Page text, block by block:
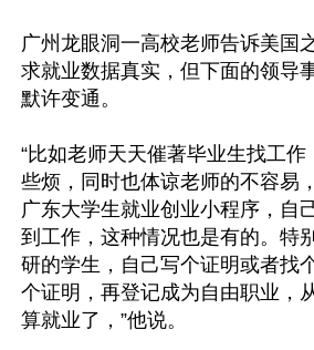
广州龙眼洞一高校老师告诉美国
求就业数据真实，但下面的领导
默许变通。
“比如老师天天催著毕业生找工
些烦，同时也体谅老师的不容易
广东大学生就业创业小程序，自
到工作，这种情况也是有的。特
研的学生，自己写个证明或者找
个证明，再登记成为自由职业，
算就业了，”他说。